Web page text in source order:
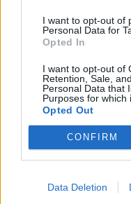
I want to opt-out of
Personal Data for
Opted In
I want to opt-out of
Retention, Sale,
Personal Data that
Purposes for which
Opted Out
CONFIRM
Data Deletion
Mon cœur é fou
plastiques dès
avril 2016 au théâtre